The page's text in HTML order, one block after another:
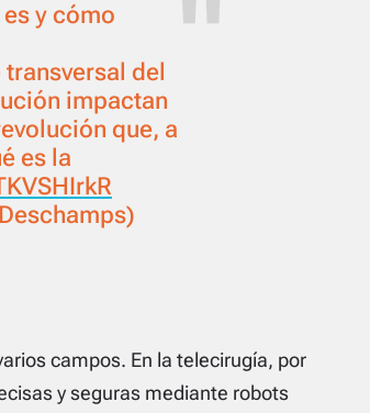
es y cómo
del
impactan
que, a
es la
campos. En la telecirugía, por
y seguras mediante robots